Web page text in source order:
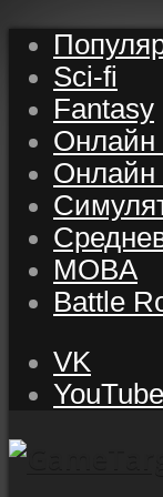
Sci-fi
Fantasy
Онлайн
Онлайн
MOBA
Battle
VK
YouTube